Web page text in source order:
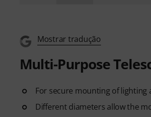
Mostrar tradução
Multi-Purpose
For secure mounting of
Different diameters allow the